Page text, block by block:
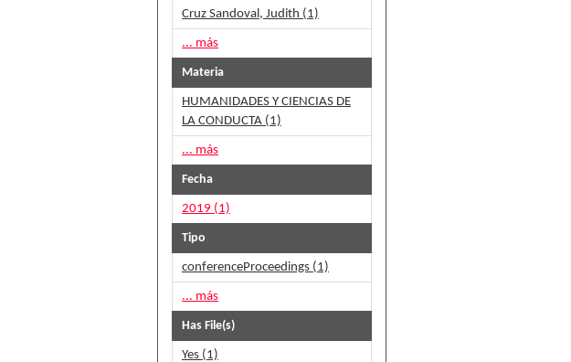
Cruz Sandoval, Judith (1)
... más
Materia
HUMANIDADES Y CIENCIAS DE
LA CONDUCTA (1)
... más
Fecha
2019 (1)
Tipo
conferenceProceedings (1)
... más
Has File(s)
Yes (1)